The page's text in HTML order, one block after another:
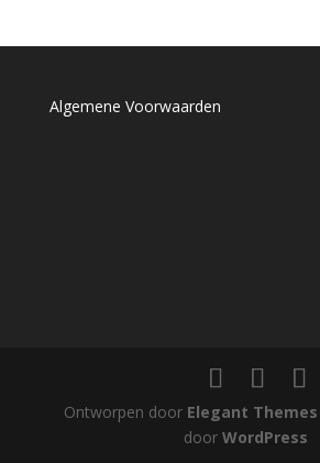
Algemene Voorwaarden
Ontworpen door Elegant Themes
doorWordPress